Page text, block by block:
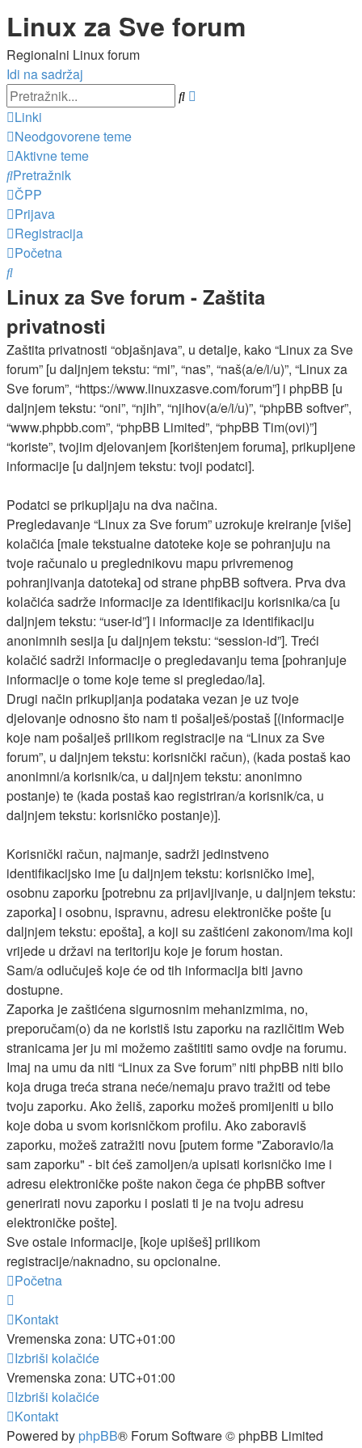
Linux za Sve forum
Regionalni Linux forum
Idi na sadržaj
Pretražnik
Linki
Neodgovorene teme
Aktivne teme
Pretražnik
ČPP
Prijava
Registracija
Početna
Pretražnik
Linux za Sve forum - Zaštita
privatnosti
Zaštita privatnosti “objašnjava”, u detalje, kako “Linux za Sve
forum” [u daljnjem tekstu: “mi”, “nas”, “naš(a/e/i/u)”, “Linux za
Sve forum”, “https://www.linuxzasve.com/forum”] i phpBB [u
daljnjem tekstu: “oni”, “njih”, “njihov(a/e/i/u)”, “phpBB softver”,
“www.phpbb.com”, “phpBB Limited”, “phpBB Tim(ovi)”]
“koriste”, tvojim djelovanjem [korištenjem foruma], prikupljene
informacije [u daljnjem tekstu: tvoji podatci].
Podatci se prikupljaju na dva načina.
Pregledavanje “Linux za Sve forum” uzrokuje kreiranje [više]
kolačića [male tekstualne datoteke koje se pohranjuju na
tvoje računalo u preglednikovu mapu privremenog
pohranjivanja datoteka] od strane phpBB softvera. Prva dva
kolačića sadrže informacije za identifikaciju korisnika/ca [u
daljnjem tekstu: “user-id”] i informacije za identifikaciju
anonimnih sesija [u daljnjem tekstu: “session-id”]. Treći
kolačić sadrži informacije o pregledavanju tema [pohranjuje
informacije o tome koje teme si pregledao/la].
Drugi način prikupljanja podataka vezan je uz tvoje
djelovanje odnosno što nam ti pošalješ/postaš [(informacije
koje nam pošalješ prilikom registracije na “Linux za Sve
forum”, u daljnjem tekstu: korisnički račun), (kada postaš kao
anonimni/a korisnik/ca, u daljnjem tekstu: anonimno
postanje) te (kada postaš kao registriran/a korisnik/ca, u
daljnjem tekstu: korisničko postanje)].
Korisnički račun, najmanje, sadrži jedinstveno
identifikacijsko ime [u daljnjem tekstu: korisničko ime],
osobnu zaporku [potrebnu za prijavljivanje, u daljnjem tekstu:
zaporka] i osobnu, ispravnu, adresu elektroničke pošte [u
daljnjem tekstu: epošta], a koji su zaštićeni zakonom/ima koji
vrijede u državi na teritoriju koje je forum hostan.
Sam/a odlučuješ koje će od tih informacija biti javno
dostupne.
Zaporka je zaštićena sigurnosnim mehanizmima, no,
preporučam(o) da ne koristiš istu zaporku na različitim Web
stranicama jer ju mi možemo zaštititi samo ovdje na forumu.
Imaj na umu da niti “Linux za Sve forum” niti phpBB niti bilo
koja druga treća strana neće/nemaju pravo tražiti od tebe
tvoju zaporku. Ako želiš, zaporku možeš promijeniti u bilo
koje doba u svom korisničkom profilu. Ako zaboraviš
zaporku, možeš zatražiti novu [putem forme "Zaboravio/la
sam zaporku" - bit ćeš zamoljen/a upisati korisničko ime i
adresu elektroničke pošte nakon čega će phpBB softver
generirati novu zaporku i poslati ti je na tvoju adresu
elektroničke pošte].
Sve ostale informacije, [koje upišeš] prilikom
registracije/naknadno, su opcionalne.
Početna
Kontakt
Vremenska zona: UTC+01:00
Izbriši kolačiće
Vremenska zona: UTC+01:00
Izbriši kolačiće
Kontakt
Powered by phpBB® Forum Software © phpBB Limited